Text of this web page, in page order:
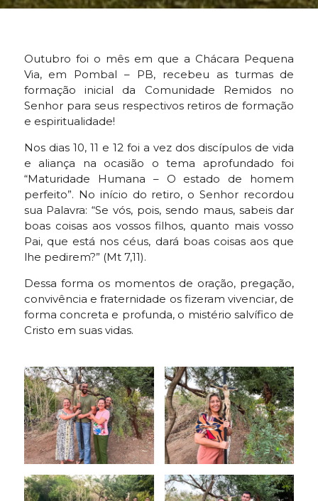
Outubro foi o mês em que a Chácara Pequena
Via, em Pombal – PB, recebeu as turmas de
formação inicial da Comunidade Remidos no
Senhor para seus respectivos retiros de formação
e espiritualidade!
Nos dias 10, 11 e 12 foi a vez dos discípulos de vida
e aliança na ocasião o tema aprofundado foi
“Maturidade Humana – O estado de homem
perfeito”. No início do retiro, o Senhor recordou
sua Palavra: “Se vós, pois, sendo maus, sabeis dar
boas coisas aos vossos filhos, quanto mais vosso
Pai, que está nos céus, dará boas coisas aos que
lhe pedirem?” (Mt 7,11).
Dessa forma os momentos de oração, pregação,
convivência e fraternidade os fizeram vivenciar, de
forma concreta e profunda, o mistério salvífico de
Cristo em suas vidas.